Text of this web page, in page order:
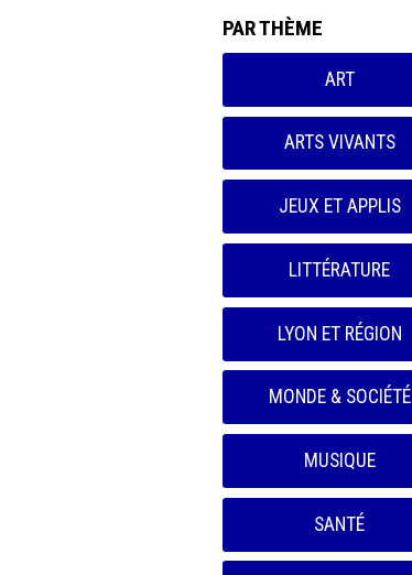
PAR THÈME
ART
ARTS VIVANTS
JEUX ET APPLIS
LITTÉRATURE
LYON ET RÉGION
MONDE & SOCIÉTÉ
MUSIQUE
SANTÉ